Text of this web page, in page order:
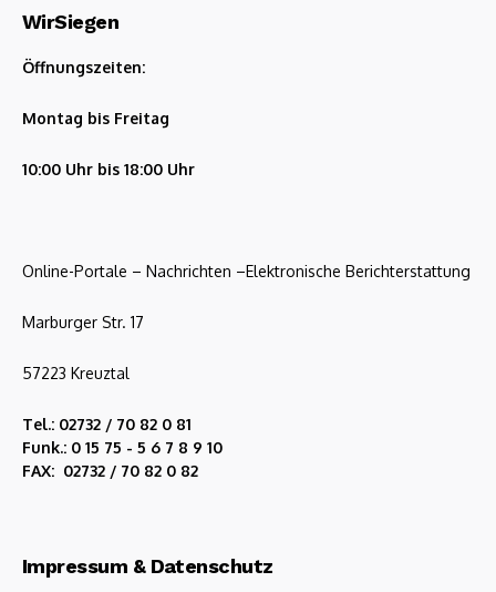
WirSiegen
Öffnungszeiten:
Montag bis Freitag
10:00 Uhr bis 18:00 Uhr
Online-Portale – Nachrichten –Elektronische Berichterstattung
Marburger Str. 17
57223 Kreuztal
Tel.: 02732 / 70 82 0 81
Funk.: 0 15 75 - 5 6 7 8 9 10
FAX: 02732 / 70 82 0 82
Impressum & Datenschutz